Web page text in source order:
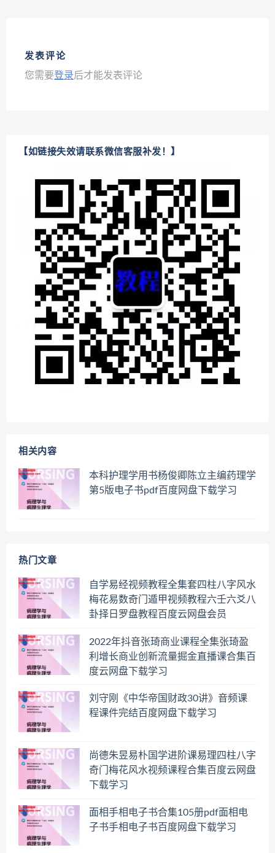
发表评论
您需要登录后才能发表评论
【如链接失效请联系微信客服补发！】
相关内容
本科护理学用书杨俊卿陈立主编药理学
第5版电子书pdf百度网盘下载学习
热门文章
自学易经视频教程全集套四柱八字风水
梅花易数奇门遁甲视频教程六壬六爻八
卦择日罗盘教程百度云网盘会员
2022年抖音张琦商业课程全集张琦盈
利增长商业创新流量掘金直播课合集百
度云网盘下载学习
刘守刚《中华帝国财政30讲》音频课
程课件完结百度网盘下载学习
尚德朱昱易朴国学进阶课易理四柱八字
奇门梅花风水视频课程合集百度云网盘
下载学习
面相手相电子书合集105册pdf面相电
子书手相电子书百度网盘下载学习